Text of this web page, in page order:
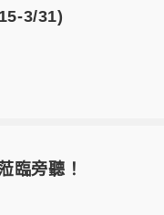
3/31)
臨旁聽！